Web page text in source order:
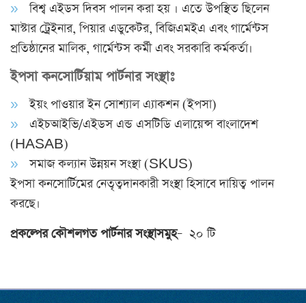
বিশ্ব এইডস দিবস পালন করা হয় । এতে উপস্থিত ছিলেন
মাস্টার ট্রেইনার, পিয়ার এডুকেটর, বিজিএমইএ এবং গার্মেন্টস
প্রতিষ্ঠানের মালিক, গার্মেন্টস কর্মী এবং সরকারি কর্মকর্তা।
ইপসা কনসোর্টিয়াম পার্টনার সংস্থাঃ
ইয়ং পাওয়ার ইন সোশ্যাল এ্যাকশন (ইপসা)
এইচআইভি/এইডস এন্ড এসটিডি এলায়েন্স বাংলাদেশ
(HASAB)
সমাজ কল্যান উন্নয়ন সংস্থা (SKUS)
ইপসা কনসোর্টিমের নেতৃত্বদানকারী সংস্থা হিসাবে দায়িত্ব পালন
করছে।
প্রকল্পের কৌশলগত পার্টনার সংস্থাসমুহ– ২০ টি